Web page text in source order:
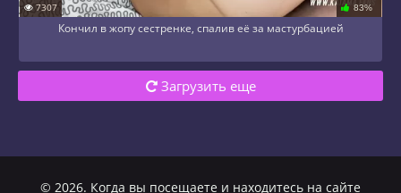
7307 83%
Кончил в жопу сестренке, спалив её за мастурбацией
Загрузить еще
© 2026. Когда вы посещаете и находитесь на сайте